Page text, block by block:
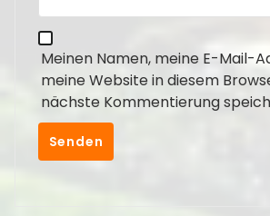
Meinen Namen, meine E-Mail-
meine Website in diesem
nächste Kommentierung